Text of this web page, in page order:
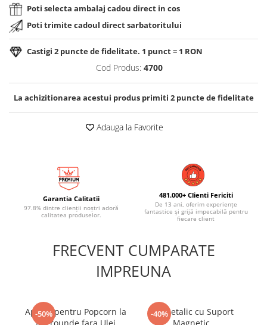
Poti selecta ambalaj cadou direct in cos
Poti trimite cadoul direct sarbatoritului
Castigi 2 puncte de fidelitate. 1 punct = 1 RON
Cod Produs: 4700
La achizitionarea acestui produs primiti 2puncte de fidelitate
Adauga la Favorite
Garantia Calitatii
97.8% dintre clienții noștri adoră
calitatea produselor.
481.000+ Clienti Fericiti
De 13 ani, oferim experiențe
fantastice și grijă impecabilă pentru
fiecare client
FRECVENT CUMPARATE
IMPREUNA
-50%
Aparat pentru Popcorn la
-40%
Pix Metalic cu Suport